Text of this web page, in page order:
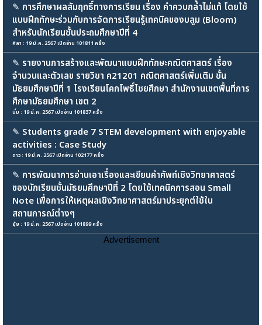
✎ การศึกษาผลสัมฤทธิ์ทางการเรียน เรื่อง คำควบกล้ำไม่แท้ โดยใช้
แบบฝึกทักษะร่วมกับการจัดการเรียนรู้เทคนิคของบลูม (Bloom)
สำหรับนักเรียนชั้นประถมศึกษาปีที่ 4
ศิลา : 19 มี.ค. 2567 เปิดอ่าน 101811 ครั้ง
✎ รายงานการสร้างและพัฒนาแบบฝึกทักษะคณิตศาสตร์ เรื่อง
จำนวนและตัวเลข รายวิชา ค21201 คณิตศาสตร์เพิ่มเติม ชั้น
มัธยมศึกษาปีที่ 1 โรงเรียนโคกโพธิ์ไชยศึกษา สำนักงานเขตพื้นที่การ
ศึกษามัธยมศึกษา เขต 2
นิ่ม : 19 มี.ค. 2567 เปิดอ่าน 101837 ครั้ง
✎ Students grade 7 STEM development with enjoyable
activities : Case Study
ดาว : 19 มี.ค. 2567 เปิดอ่าน 102177 ครั้ง
✎ การพัฒนาการอ่านเอาเรื่องและเขียนคำศัพท์เชิงวิทยาศาสตร์
ของนักเรียนชั้นมัธยมศึกษาปีที่ 2 โดยใช้เทคนิคการสอน Small
Note เพื่อการให้เหตุผลเชิงวิทยาศาสตร์มาประยุกต์ใช้ใน
สถานการณ์ต่างๆ
ยุ้ย : 19 มี.ค. 2567 เปิดอ่าน 101899 ครั้ง
Advertisement